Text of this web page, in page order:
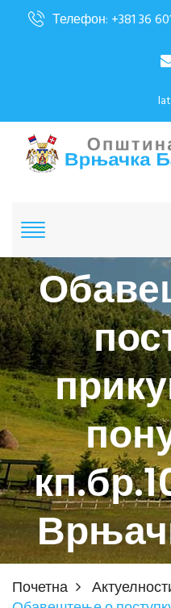
Телефон: +381 36
lat
Почетна